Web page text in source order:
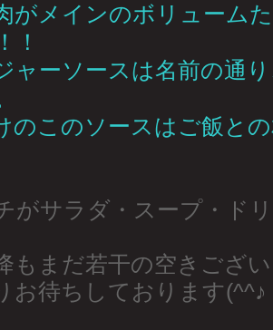
がメインのボリューム
！
ャーソースは名前の通
のこのソースはご飯と
がサラダ・スープ・ド
もまだ若干の空きござ
お待ちしております(^^♪